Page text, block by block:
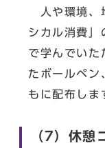
人や環境、
シカル消費」
で学んでいた
たボールペン
もに配布しま
（7）休憩